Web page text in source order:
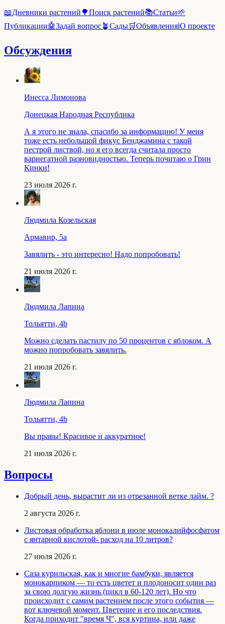
📖Дневники растений 🌳Поиск растений📚Статьи🌱
Публикации🤖Задай вопрос🪴Сады🛒Объявленияℹ️О проекте
Обсуждения
Инесса Лимонова
Донецкая Народная Республика
А я этого не знала, спасибо за информацию! У меня
тоже есть небольшой фикус Бенджамина с такой
пестрой листвой, но я его всегда считала просто
вариегатной разновидностью. Теперь почитаю о Грин
Кинки!
23 июля 2026 г.
Людмила Козельская
Армавир, 5a
Завялить - это интересно! Надо попробовать!
21 июля 2026 г.
Людмила Лапина
Тольятти, 4b
Можно сделать пастилу по 50 процентов с яблоком. А
можно попробовать завялить.
21 июля 2026 г.
Людмила Лапина
Тольятти, 4b
Вы правы! Красивое и аккуратное!
21 июля 2026 г.
Вопросы
Добрый день, вырастит ли из отрезанной ветке лайм. ?
2 августа 2026 г.
Листовая обработка яблони в июле монокалийфосфатом
с янтарной кислотой- расход на 10 литров?
27 июля 2026 г.
Саза курильская, как и многие бамбуки, является
монокарпиком — то есть цветет и плодоносит один раз
за свою долгую жизнь (цикл в 60-120 лет). Но что
происходит с самим растением после этого события —
вот ключевой момент. Цветение и его последствия.
Когда приходит "время Ч", вся куртина, или даже